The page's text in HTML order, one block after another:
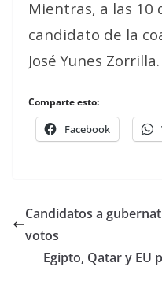
Mientras, a las 10
candidato de la
José Yunes Zorrilla.
Comparte esto:
Facebook
Candidatos a
votos
Egipto, Qatar y EU